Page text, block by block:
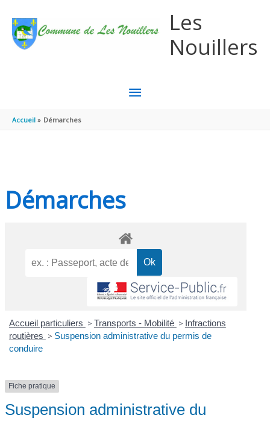
Les
Nouillers
MENU
Accueil Démarches
Démarches
Accueil particuliers > Transports - Mobilité > Infractions
routières > Suspension administrative du permis de
conduire
Fiche pratique
Suspension administrative du